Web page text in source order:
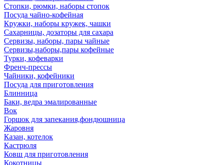
Стопки, рюмки, наборы стопок
Посуда чайно-кофейная
Кружки, наборы кружек, чашки
Сахарницы, дозаторы для сахара
Сервизы, наборы, пары чайные
Сервизы,наборы,пары кофейные
Турки, кофеварки
Френч-прессы
Чайники, кофейники
Посуда для приготовления
Блинница
Баки, ведра эмалированные
Вок
Горшок для запекания,фондюшница
Жаровня
Казан, котелок
Кастрюля
Ковш для приготовления
Кокотницы